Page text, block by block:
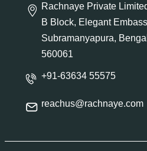
Rachnaye Private
B Block, Elegant
Subramanyapura,
560061
+91-63634 55575
reachus@rachnaye.com